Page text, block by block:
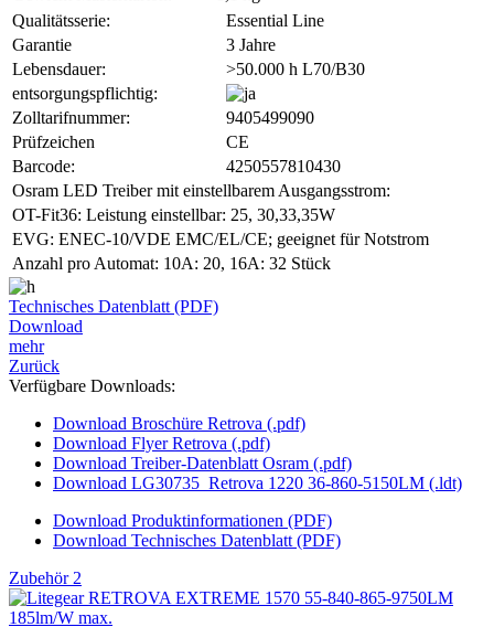
Qualitätsserie:
Essential Line
Garantie
3 Jahre
Lebensdauer:
>50.000 h L70/B30
entsorgungspflichtig:
Zolltarifnummer:
9405499090
Prüfzeichen
CE
Barcode:
4250557810430
Osram LED Treiber mit einstellbarem Ausgangsstrom:
OT-Fit36: Leistung einstellbar: 25, 30,33,35W
EVG: ENEC-10/VDE EMC/EL/CE; geeignet für Notstrom
Anzahl pro Automat: 10A: 20, 16A: 32 Stück
Technisches Datenblatt (PDF)
Download
mehr
Zurück
Verfügbare Downloads:
Download Broschüre Retrova (.pdf)
Download Flyer Retrova (.pdf)
Download Treiber-Datenblatt Osram (.pdf)
Download LG30735_Retrova 1220 36-860-5150LM (.ldt)
Download Produktinformationen (PDF)
Download Technisches Datenblatt (PDF)
Zubehör 2